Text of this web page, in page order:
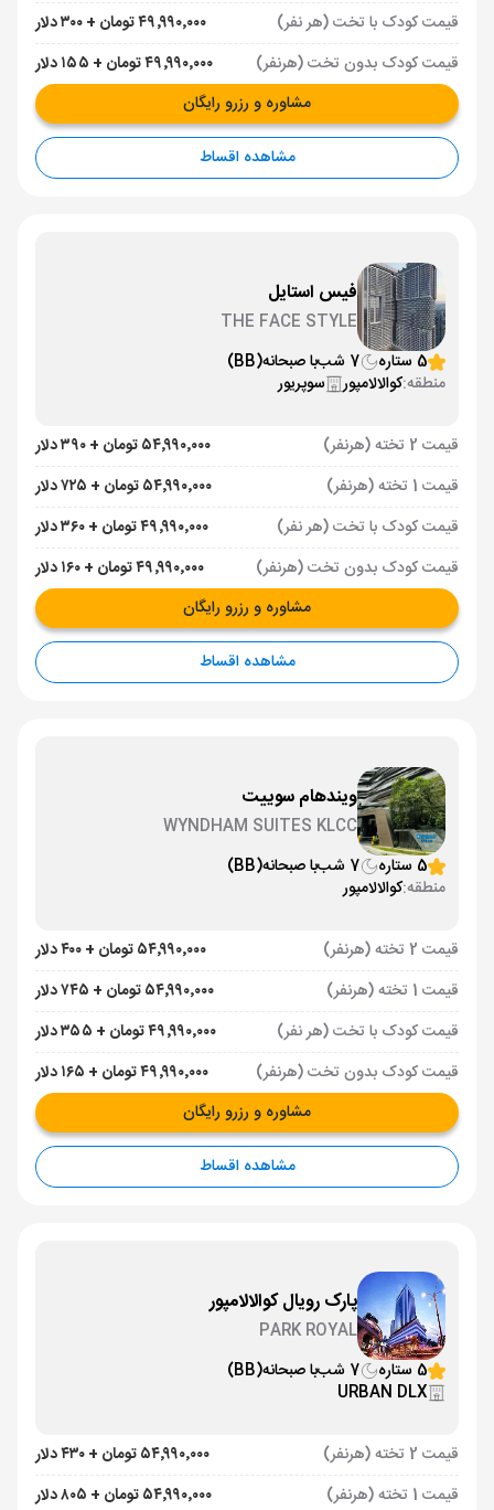
قیمت کودک با تخت (هر نفر)
۴۹٬۹۹۰٬۰۰۰ تومان + ۳۰۰ دلار
قیمت کودک بدون تخت (هرنفر)
۴۹٬۹۹۰٬۰۰۰ تومان + ۱۵۵ دلار
مشاوره و رزرو رایگان
مشاهده اقساط
فیس استایل
THE FACE STYLE
5 ستاره
7 شب با صبحانه(BB)
منطقه:کوالالامپور سوپریور
قیمت 2 تخته (هرنفر)
۵۴٬۹۹۰٬۰۰۰ تومان + ۳۹۰ دلار
قیمت 1 تخته (هرنفر)
۵۴٬۹۹۰٬۰۰۰ تومان + ۷۲۵ دلار
قیمت کودک با تخت (هر نفر)
۴۹٬۹۹۰٬۰۰۰ تومان + ۳۶۰ دلار
قیمت کودک بدون تخت (هرنفر)
۴۹٬۹۹۰٬۰۰۰ تومان + ۱۶۰ دلار
مشاوره و رزرو رایگان
مشاهده اقساط
ویندهام سوییت
WYNDHAM SUITES KLCC
5 ستاره
7 شب با صبحانه(BB)
منطقه:کوالالامپور
قیمت 2 تخته (هرنفر)
۵۴٬۹۹۰٬۰۰۰ تومان + ۴۰۰ دلار
قیمت 1 تخته (هرنفر)
۵۴٬۹۹۰٬۰۰۰ تومان + ۷۴۵ دلار
قیمت کودک با تخت (هر نفر)
۴۹٬۹۹۰٬۰۰۰ تومان + ۳۵۵ دلار
قیمت کودک بدون تخت (هرنفر)
۴۹٬۹۹۰٬۰۰۰ تومان + ۱۶۵ دلار
مشاوره و رزرو رایگان
مشاهده اقساط
پارک رویال کوالالامپور
PARK ROYAL
5 ستاره
7 شب با صبحانه(BB)
URBAN DLX
قیمت 2 تخته (هرنفر)
۵۴٬۹۹۰٬۰۰۰ تومان + ۴۳۰ دلار
قیمت 1 تخته (هرنفر)
۵۴٬۹۹۰٬۰۰۰ تومان + ۸۰۵ دلار